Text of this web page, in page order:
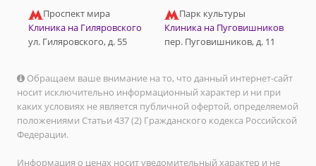
Проспект мира
Клиника на Гиляровского
ул. Гиляровского, д. 55
Парк культуры
Клиника на Пуговишников
пер. Пуговишников, д. 11
Обращаем ваше внимание на то, что данный интернет-сайт
носит исключительно информационный характер и ни при
каких условиях не является публичной офертой, определяемой
положениями Статьи 437 (2) Гражданского кодекса Российской
Федерации.
Информация о ценах носит уведомительный характер и не